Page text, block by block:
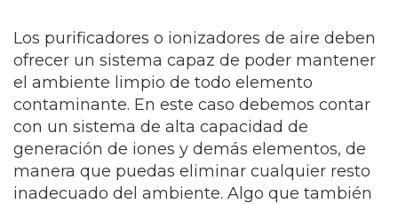
Los purificadores o ionizadores de aire deben
ofrecer un sistema capaz de poder mantener
el ambiente limpio de todo elemento
contaminante. En este caso debemos contar
con un sistema de alta capacidad de
generación de iones y demás elementos, de
manera que puedas eliminar cualquier resto
inadecuado del ambiente. Algo que también